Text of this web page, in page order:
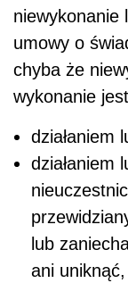
niewykonanie
umowy o
chyba że
wykonanie
działaniem
działaniem
lub
ani